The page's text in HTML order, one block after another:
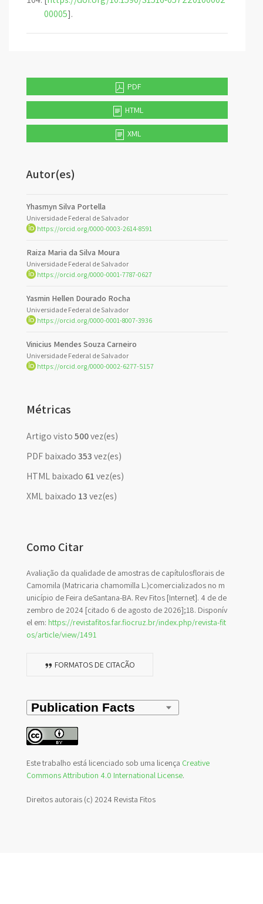
00005].
PDF
HTML
XML
Autor(es)
Yhasmyn Silva Portella
Universidade Federal de Salvador
https://orcid.org/0000-0003-2614-8591
Raiza Maria da Silva Moura
Universidade Federal de Salvador
https://orcid.org/0000-0001-7787-0627
Yasmin Hellen Dourado Rocha
Universidade Federal de Salvador
https://orcid.org/0000-0001-8007-3936
Vinicius Mendes Souza Carneiro
Universidade Federal de Salvador
https://orcid.org/0000-0002-6277-5157
Métricas
Artigo visto500vez(es)
PDF baixado353vez(es)
HTML baixado 61vez(es)
XML baixado 13vez(es)
Como Citar
Avaliação da qualidade de amostras de capítulosflorais de
Camomila (Matricaria chamomilla L.)comercializados no m
unicípio de Feira deSantana-BA. Rev Fitos [Internet]. 4 de de
zembro de 2024 [citado 6 de agosto de 2026];18. Disponív
el em: https://revistafitos.far.fiocruz.br/index.php/revista-fit
os/article/view/1491
FORMATOS DE CITAÇÃO
Este trabalho está licenciado sob uma licença Creative
Commons Attribution 4.0 International License.
Direitos autorais (c) 2024 Revista Fitos